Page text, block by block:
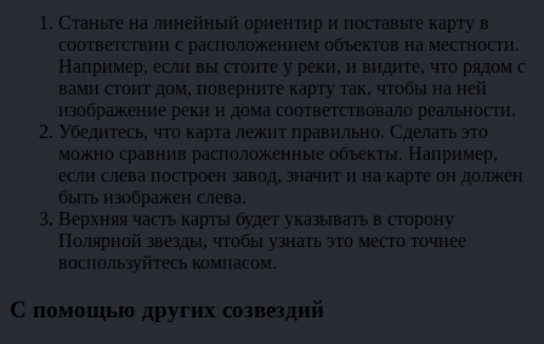
Станьте на линейный ориентир и поставьте карту в
соответствии с расположением объектов на местности.
Например, если вы стоите у реки, и видите, что рядом с
вами стоит дом, поверните карту так, чтобы на ней
изображение реки и дома соответствовало реальности.
Убедитесь, что карта лежит правильно. Сделать это
можно сравнив расположенные объекты. Например,
если слева построен завод, значит и на карте он должен
быть изображен слева.
Верхняя часть карты будет указывать в сторону
Полярной звезды, чтобы узнать это место точнее
воспользуйтесь компасом.
С помощью других созвездий